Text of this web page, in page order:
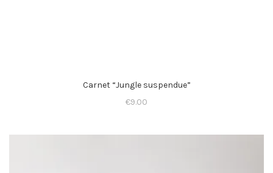
Carnet “Jungle suspendue”
€9.00